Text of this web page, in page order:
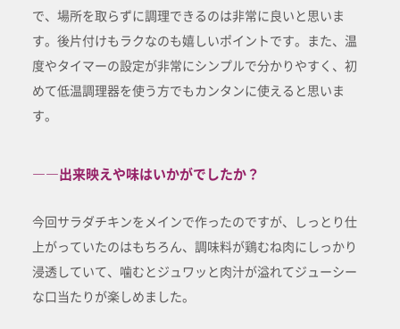
で、場所を取らずに調理できるのは非常に良いと思いま
す。後片付けもラクなのも嬉しいポイントです。また、温
度やタイマーの設定が非常にシンプルで分かりやすく、初
めて低温調理器を使う方でもカンタンに使えると思いま
す。
――出来映えや味はいかがでしたか？
今回サラダチキンをメインで作ったのですが、しっとり仕
上がっていたのはもちろん、調味料が鶏むね肉にしっかり
浸透していて、噛むとジュワッと肉汁が溢れてジューシー
な口当たりが楽しめました。